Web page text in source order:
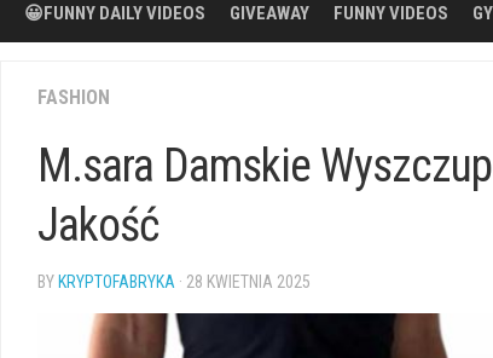
😀FUNNY DAILY VIDEOS GIVEAWAY FUNNY VIDEOS
FASHION
M.sara Damskie
Jakość
BY KRYPTOFABRYKA · 28 KWIETNIA 2025